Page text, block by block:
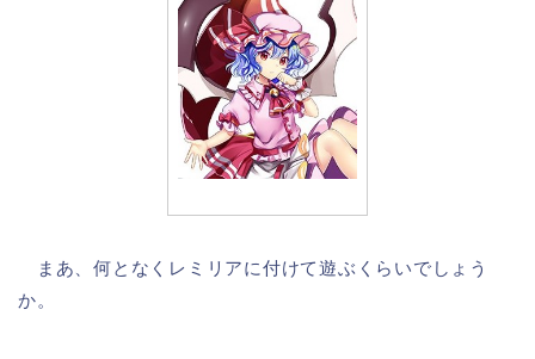
まあ、何となくレミリアに付けて遊ぶくらいでしょう
か。